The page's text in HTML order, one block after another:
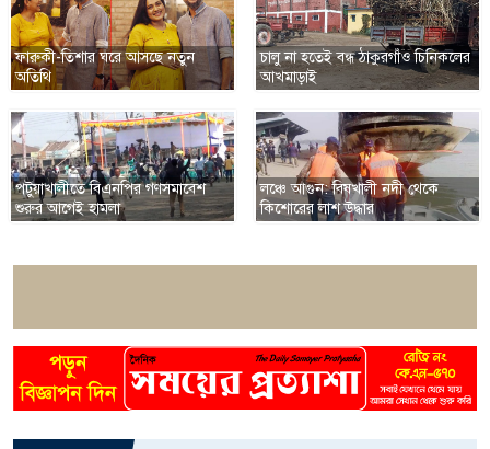
ফারুকী-তিশার ঘরে আসছে নতুন
অতিথি
চালু না হতেই বন্ধ ঠাকুরগাঁও চিনিকলের
আখমাড়াই
পটুয়াখালীতে বিএনপির গণসমাবেশ
শুরুর আগেই হামলা
লঞ্চে আগুন: বিষখালী নদী থেকে
কিশোরের লাশ উদ্ধার